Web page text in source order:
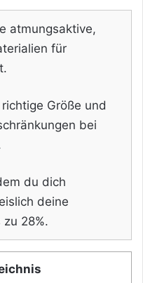
atmungsaktive,
für
richtige Größe und
bei
du dich
deine
28%.